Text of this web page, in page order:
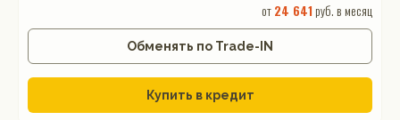
от24 641 руб. в месяц
Обменять по Trade-IN
Купить в кредит